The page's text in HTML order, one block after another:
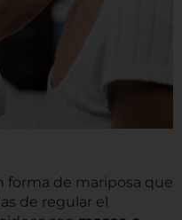
forma de mariposa que
de regular el